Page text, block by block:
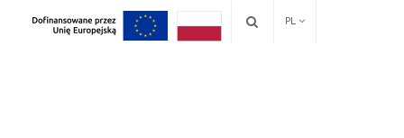
PL